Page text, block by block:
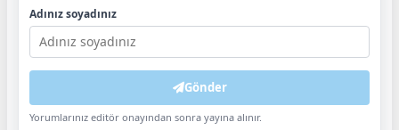
Adınız soyadınız
Gönder
Yorumlarınız editör onayından sonra yayına alınır.